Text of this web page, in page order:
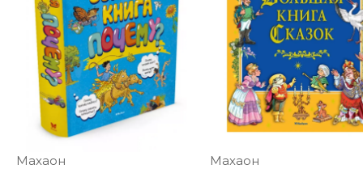
Махаон
Махаон